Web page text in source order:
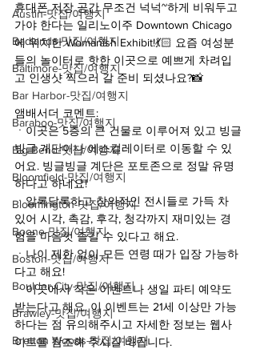
Austin-맛집/여행지
Badlands-맛집/여행지
Baltimore-맛집/여행지
Bar Harbor-맛집/여행지
Baraboo-맛집/여행지
Big Bend-맛집/여행지
Bloomfield-맛집/여행지
Bloomington-맛집/여행지
Boone-맛집/여행지
Boston-맛집/여행지
Boulder City-맛집/여행지
Brawley-맛집/여행지
Bretton Woods-맛집/여행지
휴대폰 저장 공간 무조건 넉넉~하게 비워두고
가야 한다는 일리노이주 Downtown Chicago
에 위치한 Womanish Exhibit!💃🏻 요즘 여성분
들의 놀이터로 핫한 이곳으로 예쁘게 차려입
고 인생샷 찍으러 갈 준비 되셨나요?📸
앰배서더 코멘트:
ㆍ이곳은 5층의 큰 건물로 이루어져 있고 빙글
빙글 계단이나 에스컬레이터로 이동할 수 있
어요. 빙글빙글 계단은 포토존으로 정말 유명
하다고 하네요!
ㆍ알록달록하고 창의적인 전시들로 가득 차
있어 시각, 촉감, 후각, 청각까지 재미있는 경
험을 마음껏 즐길 수 있다고 해요.
ㆍ나이 제한 없이 모든 연령 때가 입장 가능하
다고 해요!
ㆍ이곳에서 작은 이벤트나 생일 파티 예약도
받는다고 해요. 이 이벤트는 21세 이상만 가능
하다는 점 유의해주시고 자세한 정보는 웹사
이트를 참조해 주시길 바랍니다.